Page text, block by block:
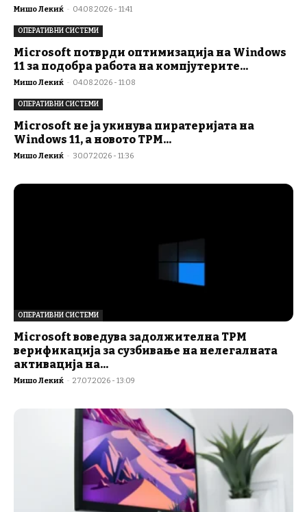
Мишо Лекиќ - 04.08.2026 - 11:41
ОПЕРАТИВНИ СИСТЕМИ
Microsoft потврди оптимизација на Windows
11 за подобра работа на компјутерите...
Мишо Лекиќ - 04.08.2026 - 11:08
ОПЕРАТИВНИ СИСТЕМИ
Microsoft не ја укинува пиратеријата на
Windows 11, а новото TPM...
Мишо Лекиќ - 30.07.2026 - 11:36
ОПЕРАТИВНИ СИСТЕМИ
Microsoft воведува задолжителна TPM
верификација за сузбивање на нелегалната
активација на...
Мишо Лекиќ - 27.07.2026 - 13:09